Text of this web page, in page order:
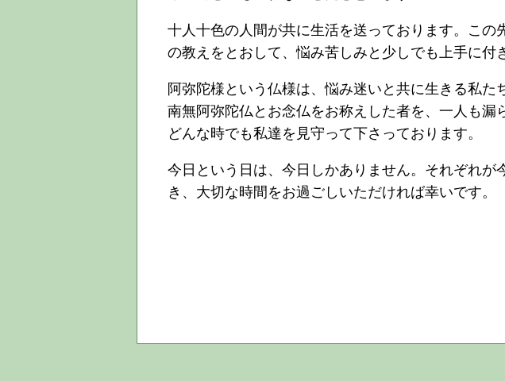
十人十色の人間が共に生活を送っております。こ
の教えをとおして、悩み苦しみと少しでも上手に付
阿弥陀様という仏様は、悩み迷いと共に生きる私た
南無阿弥陀仏とお念仏をお称えした者を、一人も漏
どんな時でも私達を見守って下さっております。
今日という日は、今日しかありません。それぞれ
き、大切な時間をお過ごしいただければ幸いです。